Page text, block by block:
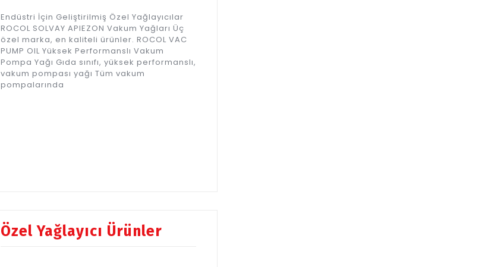
Endüstri İçin Geliştirilmiş Özel Yağlayıcılar
ROCOL SOLVAY APIEZON Vakum Yağları Üç
özel marka, en kaliteli ürünler. ROCOL VAC
PUMP OIL Yüksek Performanslı Vakum
Pompa Yağı Gıda sınıfı, yüksek performanslı,
vakum pompası yağı Tüm vakum
pompalarında
Özel Yağlayıcı Ürünler